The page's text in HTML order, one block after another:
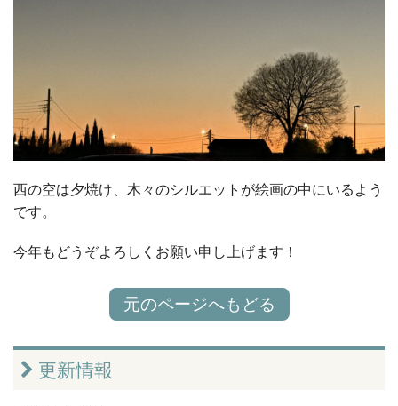
西の空は夕焼け、木々のシルエットが絵画の中にいるよう
です。
今年もどうぞよろしくお願い申し上げます！
元のページへもどる
更新情報